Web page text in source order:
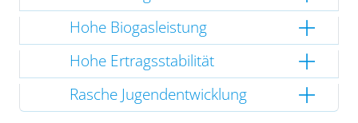
Hohe Biogasleistung
Hohe Ertragsstabilität
Rasche Jugendentwicklung